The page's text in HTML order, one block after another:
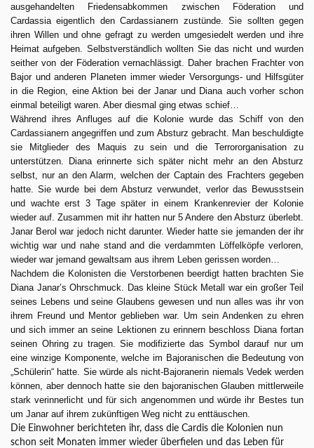
ausgehandelten Friedensabkommen zwischen Föderation und
Cardassia eigentlich den Cardassianern zustünde. Sie sollten gegen
ihren Willen und ohne gefragt zu werden umgesiedelt werden und ihre
Heimat aufgeben. Selbstverständlich wollten Sie das nicht und wurden
seither von der Föderation vernachlässigt. Daher brachen Frachter von
Bajor und anderen Planeten immer wieder Versorgungs- und Hilfsgüter
in die Region, eine Aktion bei der Janar und Diana auch vorher schon
einmal beteiligt waren. Aber diesmal ging etwas schief…
Während ihres Anfluges auf die Kolonie wurde das Schiff von den
Cardassianern angegriffen und zum Absturz gebracht. Man beschuldigte
sie Mitglieder des Maquis zu sein und die Terrororganisation zu
unterstützen. Diana erinnerte sich später nicht mehr an den Absturz
selbst, nur an den Alarm, welchen der Captain des Frachters gegeben
hatte. Sie wurde bei dem Absturz verwundet, verlor das Bewusstsein
und wachte erst 3 Tage später in einem Krankenrevier der Kolonie
wieder auf. Zusammen mit ihr hatten nur 5 Andere den Absturz überlebt.
Janar Berol war jedoch nicht darunter. Wieder hatte sie jemanden der ihr
wichtig war und nahe stand and die verdammten Löffelköpfe verloren,
wieder war jemand gewaltsam aus ihrem Leben gerissen worden…
Nachdem die Kolonisten die Verstorbenen beerdigt hatten brachten Sie
Diana Janar’s Ohrschmuck. Das kleine Stück Metall war ein großer Teil
seines Lebens und seine Glaubens gewesen und nun alles was ihr von
ihrem Freund und Mentor geblieben war. Um sein Andenken zu ehren
und sich immer an seine Lektionen zu erinnern beschloss Diana fortan
seinen Ohring zu tragen. Sie modifizierte das Symbol darauf nur um
eine winzige Komponente, welche im Bajoranischen die Bedeutung von
„Schülerin“ hatte. Sie würde als nicht-Bajoranerin niemals Vedek werden
können, aber dennoch hatte sie den bajoranischen Glauben mittlerweile
stark verinnerlicht und für sich angenommen und würde ihr Bestes tun
um Janar auf ihrem zukünftigen Weg nicht zu enttäuschen.
Die Einwohner berichteten ihr, dass die Cardis die Kolonien nun
schon seit Monaten immer wieder überfielen und das Leben für